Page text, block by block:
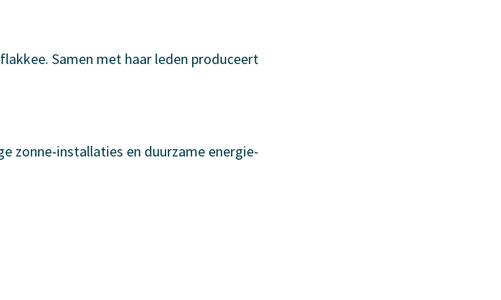
Samen met haar leden produceert
zonne-installaties en duurzame energie-